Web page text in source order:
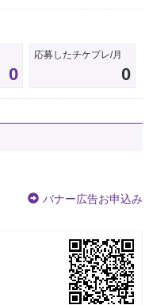
0
応募したチケプレ/月
0
バナー広告お申込み